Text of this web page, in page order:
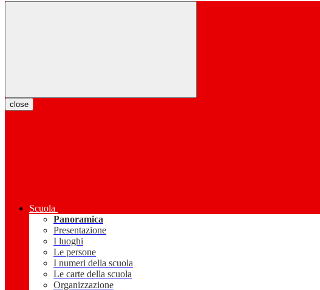
close
Scuola
Panoramica
Presentazione
I luoghi
Le persone
I numeri della scuola
Le carte della scuola
Organizzazione